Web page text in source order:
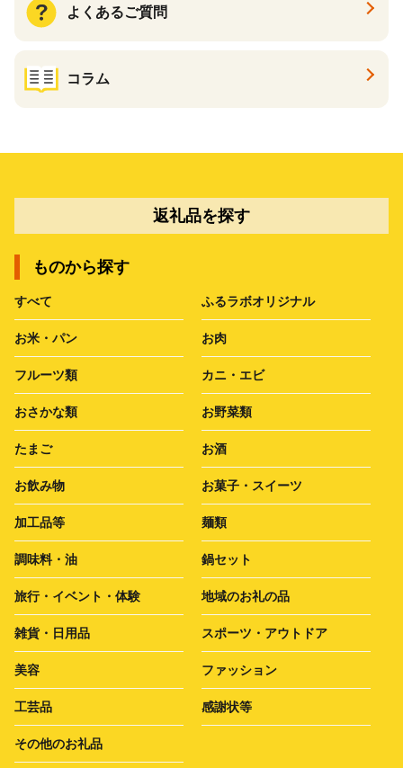
よくあるご質問
コラム
返礼品を探す
ものから探す
すべて ふるラボオリジナル
お米・パン お肉
フルーツ類 カニ・エビ
おさかな類 お野菜類
たまご お酒
お飲み物 お菓子・スイーツ
加工品等 麺類
調味料・油 鍋セット
旅行・イベント・体験 地域のお礼の品
雑貨・日用品 スポーツ・アウトドア
美容 ファッション
工芸品 感謝状等
その他のお礼品